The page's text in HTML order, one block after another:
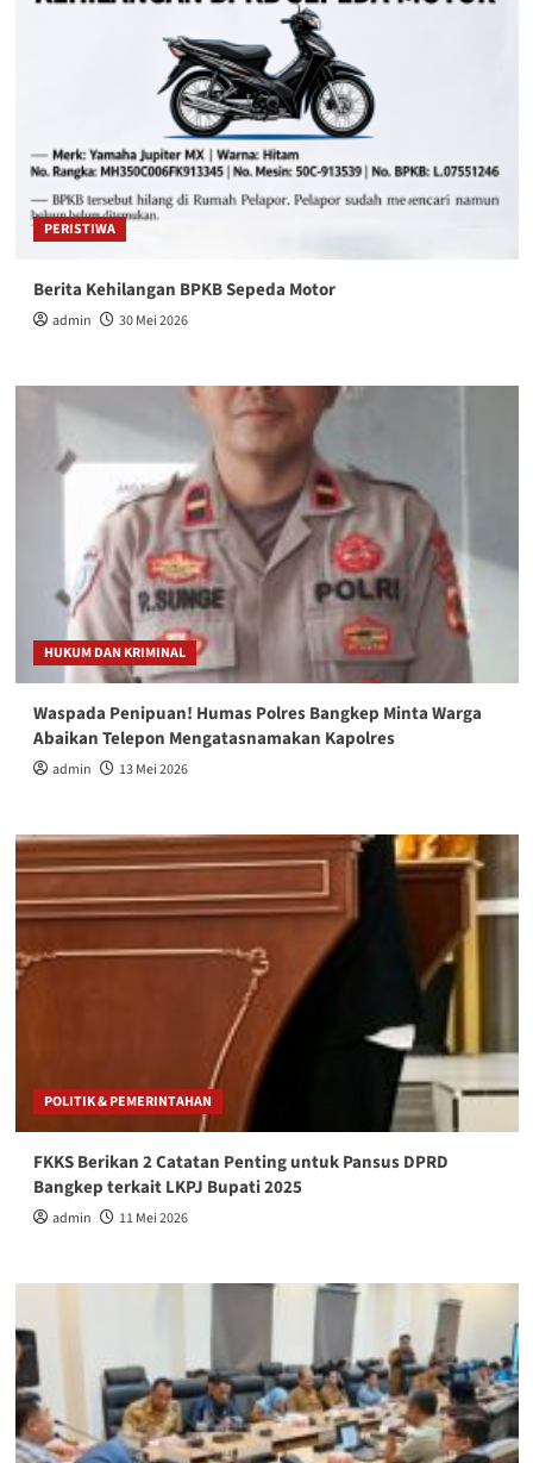
PERISTIWA
Berita Kehilangan BPKB Sepeda Motor
admin 30 Mei 2026
HUKUM DAN KRIMINAL
Waspada Penipuan! Humas Polres Bangkep Minta Warga
Abaikan Telepon Mengatasnamakan Kapolres
admin 13 Mei 2026
POLITIK & PEMERINTAHAN
FKKS Berikan 2 Catatan Penting untuk Pansus DPRD
Bangkep terkait LKPJ Bupati 2025
admin 11 Mei 2026